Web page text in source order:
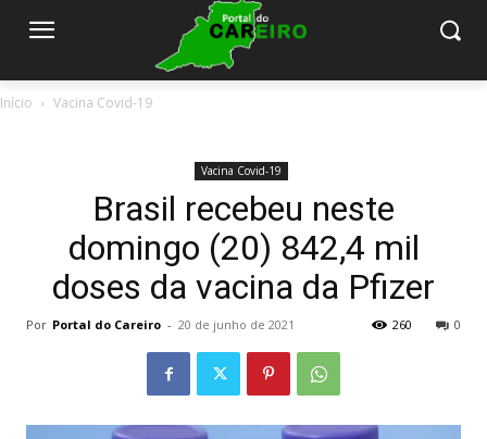
Início Vacina Covid-19
Vacina Covid-19
Brasil recebeu neste
domingo (20) 842,4 mil
doses da vacina da Pfizer
Por Portal do Careiro - 20 de junho de 2021 0
260